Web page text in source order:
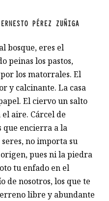
ERNESTO PÉREZ ZUÑIGA
bosque, eres el
peinas los pastos,
los matorrales. El
y calcinante. La casa
El ciervo un salto
aire. Cárcel de
que encierra a la
no importa su
pues ni la piedra
tu enfado en el
de nosotros, los que te
libre y abundante